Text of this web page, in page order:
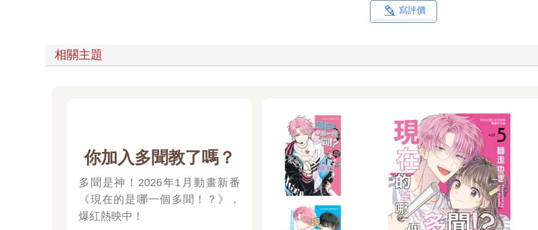
寫評價
相關主題
你加入多聞教了嗎？
多聞是神！2026年1月動畫新番
《現在的是哪一個多聞！？》，
爆紅熱映中！